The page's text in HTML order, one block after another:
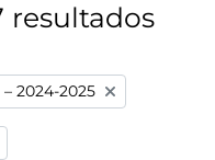
resultados
2024-2025